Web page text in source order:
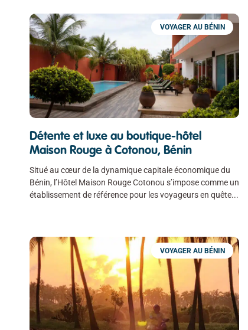
VOYAGER AU BÉNIN
Détente et luxe au boutique-hôtel
Maison Rouge à Cotonou, Bénin
Situé au cœur de la dynamique capitale économique du
Bénin, l’Hôtel Maison Rouge Cotonou s’impose comme un
établissement de référence pour les voyageurs en quête
VOYAGER AU BÉNIN